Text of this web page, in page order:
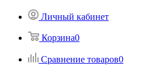
Личный кабинет
Корзина0
Сравнение товаров0